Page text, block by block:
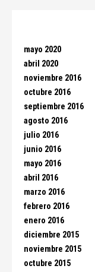
mayo 2020
abril 2020
noviembre 2016
octubre 2016
septiembre 2016
agosto 2016
julio 2016
junio 2016
mayo 2016
abril 2016
marzo 2016
febrero 2016
enero 2016
diciembre 2015
noviembre 2015
octubre 2015